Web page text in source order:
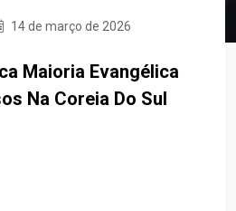
14 de março de 2026
Maioria Evangélica
Na Coreia Do Sul